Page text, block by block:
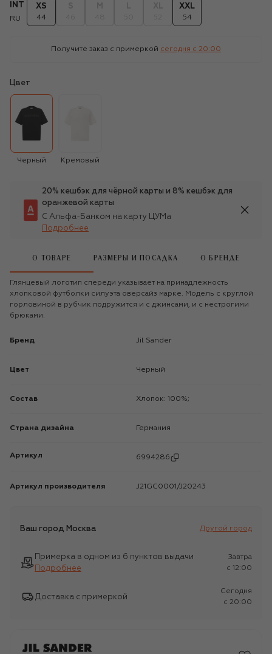
INT
RU
XS
44
XXL
54
Получите заказ с примеркой сегодня c 20:00
Цвет
Черный Кремовый
20% кешбэк для чёрной карты и 8% кешбэк для
оранжевой карты
С Альфа-Банком на карту ЦУМа
Подробнее
О ТОВАРЕ РАЗМЕРЫ И ПОСАДКА О БРЕНДЕ
Глянцевый логотип спереди указывает на принадлежность
хлопковой футболки силуэта оверсайз марке. Модель с круглой
горловиной в рубчик подружится и с джинсами, и с нестрогими
брюками.
Бренд Jil Sander
Цвет Черный
Состав Хлопок: 100%;
Страна дизайна Германия
Артикул 6994286
Артикул производителя J21GC0001/J20243
Ваш город Москва Другой город
Примерка в одном из 6 пунктов выдачи
Подробнее
Завтра
c 12:00
Доставка с примеркой
Сегодня
c 20:00